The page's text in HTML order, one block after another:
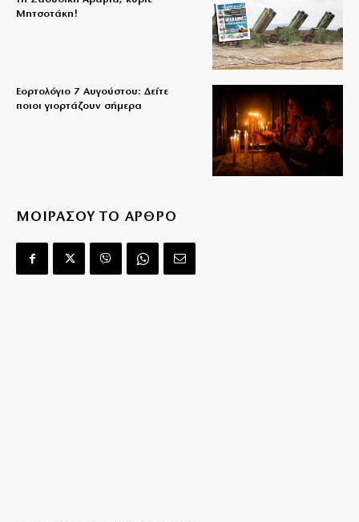
Μητσοτάκη!
Εορτολόγιο 7 Αυγούστου: Δείτε
ποιοι γιορτάζουν σήμερα
ΜΟΙΡΑΣΟΥ ΤΟ ΑΡΘΡΟ